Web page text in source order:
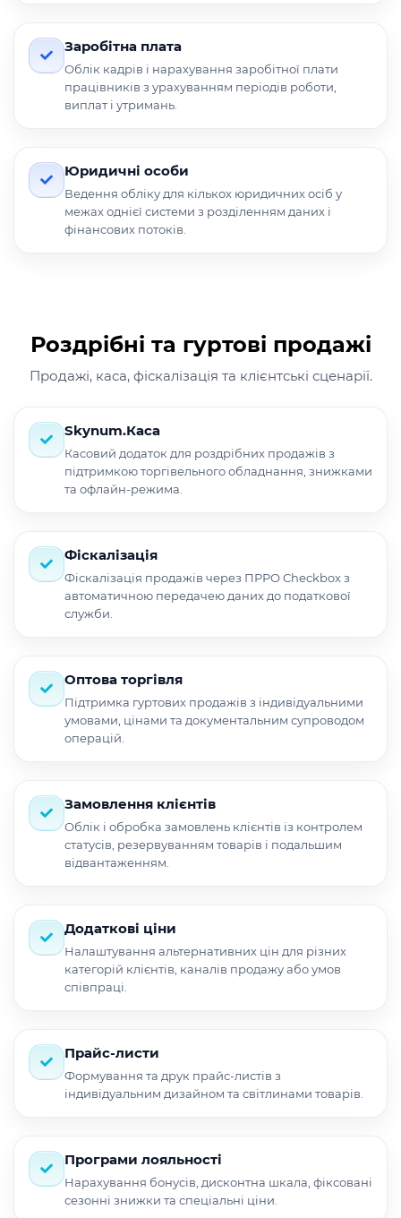
Заробітна плата
Облік кадрів і нарахування заробітної плати
працівників з урахуванням періодів роботи,
виплат і утримань.
Юридичні особи
Ведення обліку для кількох юридичних осіб у
межах однієї системи з розділенням даних і
фінансових потоків.
Роздрібні та гуртові продажі
Продажі, каса, фіскалізація та клієнтські сценарії.
Skynum.Каса
Касовий додаток для роздрібних продажів з
підтримкою торгівельного обладнання, знижками
та офлайн-режима.
Фіскалізація
Фіскалізація продажів через ПРРО Checkbox з
автоматичною передачею даних до податкової
служби.
Оптова торгівля
Підтримка гуртових продажів з індивідуальними
умовами, цінами та документальним супроводом
операцій.
Замовлення клієнтів
Облік і обробка замовлень клієнтів із контролем
статусів, резервуванням товарів і подальшим
відвантаженням.
Додаткові ціни
Налаштування альтернативних цін для різних
категорій клієнтів, каналів продажу або умов
співпраці.
Прайс-листи
Формування та друк прайс-листів з
індивідуальним дизайном та світлинами товарів.
Програми лояльності
Нарахування бонусів, дисконтна шкала, фіксовані
сезонні знижки та спеціальні ціни.